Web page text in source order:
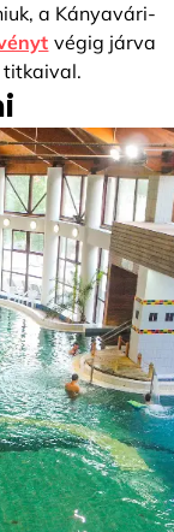
a Kányavári-
végig járva
titkaival.